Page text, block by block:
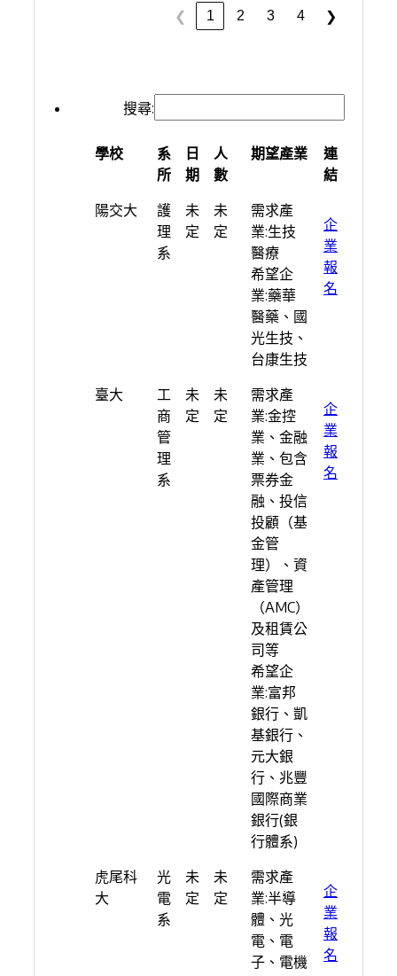
❮ 1 2 3 4 ❯
搜尋:
學校
系
所
日
期
人
數
期望產業
連
結
學校
系
所
日
期
人
數
期望產業
結
陽交大
護
理
系
未
定
未
定
需求產
業:生技
醫療
希望企
業:藥華
醫藥、國
光生技、
台康生技
企
業
報
名
臺大
工
商
管
理
系
未
定
未
定
需求產
業:金控
業、金融
業、包含
票券金
融、投信
投顧（基
金管
理）、資
產管理
（AMC）
及租賃公
司等
希望企
業:富邦
銀行、凱
基銀行、
元大銀
行、兆豐
國際商業
銀行(銀
行體系)
企
業
報
名
虎尾科
大
光
電
系
未
定
未
定
需求產
業:半導
體、光
電、電
子、電機
企
業
報
名